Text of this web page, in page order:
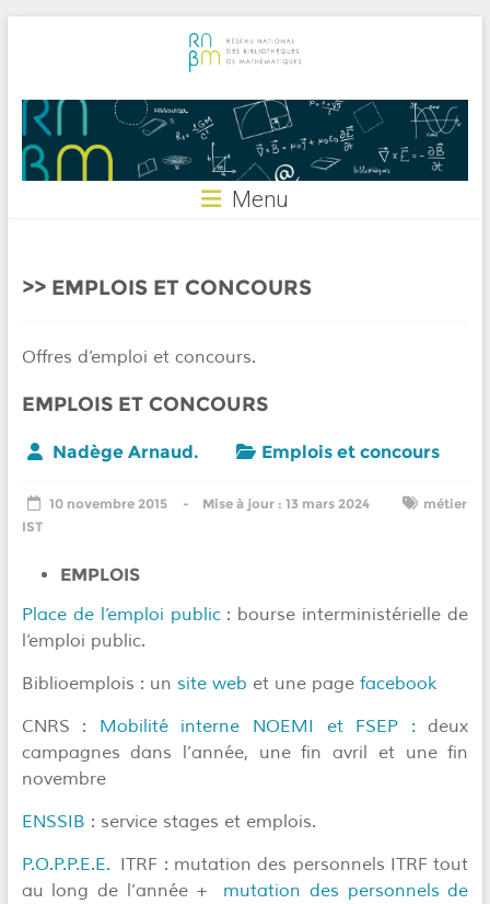
RNBM
Menu
EMPLOIS ET CONCOURS
Offres d’emploi et concours.
EMPLOIS ET CONCOURS
Nadège Arnaud. Emplois et concours
10 novembre 2015 13 mars 2024
métier
IST
EMPLOIS
Place de l’emploi public: bourse interministérielle de
l’emploi public.
Biblioemplois : un site web et une page facebook
CNRS : Mobilité interne NOEMI et FSEP : deux
campagnes dans l’année, une fin avril et une fin
novembre
ENSSIB : service stages et emplois.
P.O.P.P.E.E. ITRF : mutation des personnels ITRF tout
au long de l’année + mutation des personnels de